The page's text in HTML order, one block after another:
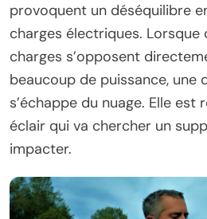
provoquent un déséquilibre
charges électriques. Lorsque
charges s’opposent
beaucoup de puissance, une
s’échappe du nuage. Elle est
éclair qui va chercher un
impacter.